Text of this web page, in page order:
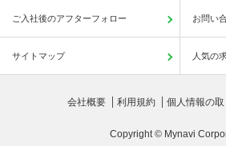
ご入社後のアフターフォロー お問い
サイトマップ 人気の
会社概要 利用規約 個人情報の
Copyright © Mynavi